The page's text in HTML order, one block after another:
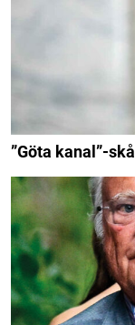
”Göta kanal”-